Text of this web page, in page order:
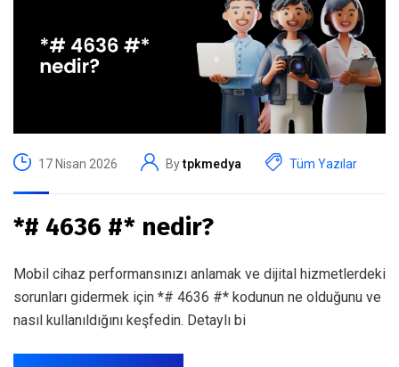
17 Nisan 2026 Bytpkmedya Tüm Yazılar
*# 4636 #* nedir?
Mobil cihaz performansınızı anlamak ve dijital hizmetlerdeki
sorunları gidermek için *# 4636 #* kodunun ne olduğunu ve
nasıl kullanıldığını keşfedin. Detaylı bi